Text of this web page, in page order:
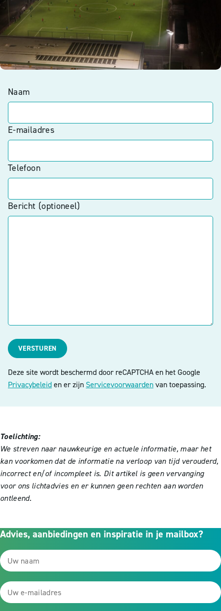
Naam
E-mailadres
Telefoon
Bericht (optioneel)
VERSTUREN
Deze site wordt beschermd door reCAPTCHA en het Google
Privacybeleiden er zijn Servicevoorwaardenvan toepassing.
Toelichting:
We streven naar nauwkeurige en actuele informatie, maar het
kan voorkomen dat de informatie na verloop van tijd verouderd,
incorrect en/of incompleet is. Dit artikel is geen vervanging
voor ons lichtadvies en er kunnen geen rechten aan worden
ontleend.
Advies, aanbiedingen en inspiratie in je mailbox?